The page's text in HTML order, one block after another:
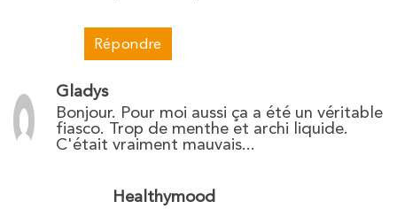
Répondre
Gladys
Bonjour. Pour moi aussi ça a été un véritable
fiasco. Trop de menthe et archi liquide.
C'était vraiment mauvais...
Healthymood